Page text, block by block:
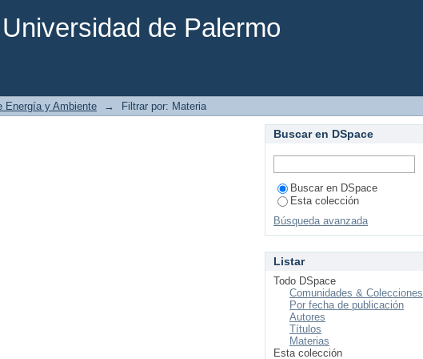
de Palermo
Energía y Ambiente → Filtrar por: Materia
Buscar en DSpace
Buscar en DSpace
Esta colección
Búsqueda avanzada
Listar
Todo DSpace
Comunidades & Colecciones
Por fecha de publicación
Autores
Títulos
Materias
Esta colección